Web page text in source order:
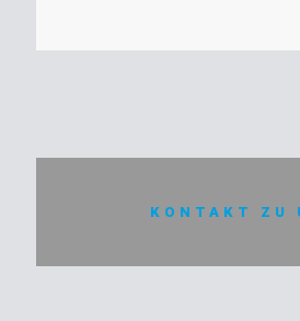
KONTAKT ZU